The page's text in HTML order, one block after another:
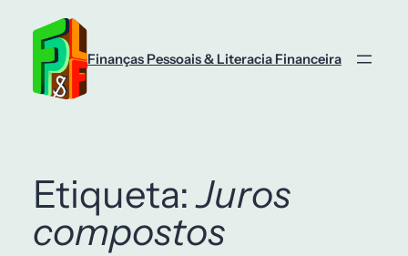
conteúdo
Finanças Pessoais & Literacia Financeira
Etiqueta:Juros
compostos